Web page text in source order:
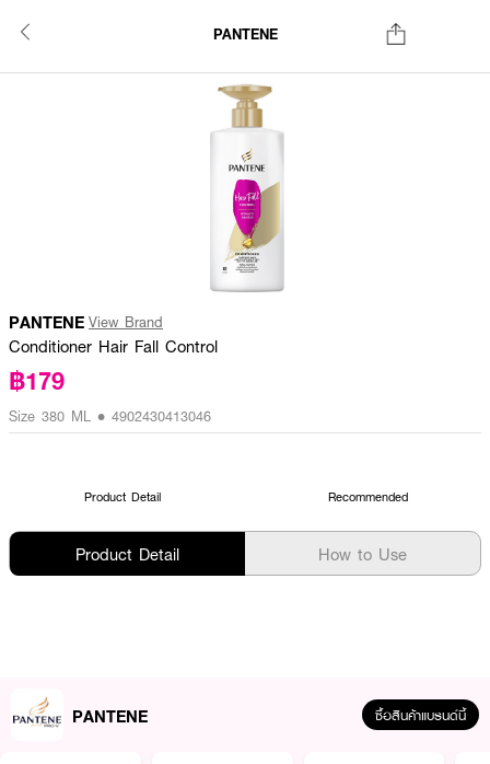
PANTENE
PANTENE View Brand
Conditioner Hair Fall Control
฿179
Size 380 ML • 4902430413046
Product Detail Recommended
Product Detail How to Use
PANTENE ซื้อสินค้าแบรนด์นี้